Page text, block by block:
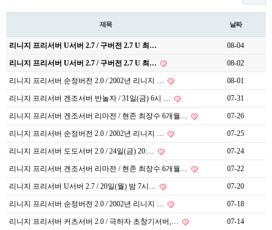
제목 날짜
리니지 프리서버 U서버 2.7 / 구버전 2.7 U 최… 08-04
리니지 프리서버 U서버 2.7 / 구버전 2.7 U 최… 08-02
리니지 프리서버 순정버전 2.0 / 2002년 리니지 … 08-01
리니지 프리서버 겐조서버 반놀자 / 31일(금) 6시 … 07-31
리니지 프리서버 겐조서버 리마전 / 현존 최장수 6개월… 07-26
리니지 프리서버 순정버전 2.0 / 2002년 리니지 … 07-25
리니지 프리서버 도도서버 2.0 / 24일(금) 20:… 07-24
리니지 프리서버 겐조서버 리마전 / 현존 최장수 6개월… 07-22
리니지 프리서버 U서버 2.7 / 20일(월) 밤 7시… 07-20
리니지 프리서버 순정버전 2.0 / 2002년 리니지 … 07-18
리니지 프리서버 커츠서버 2.0 / 극하자 초창기서버,… 07-14